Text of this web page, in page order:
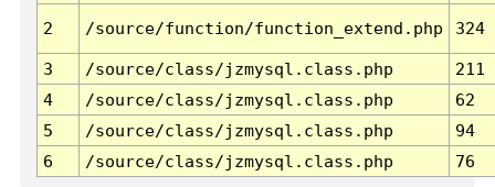
2 /source/function/function_extend.php 324
3 /source/class/jzmysql.class.php
211
4
/source/class/jzmysql.class.php
62
5
/source/class/jzmysql.class.php
94
6
/source/class/jzmysql.class.php 76